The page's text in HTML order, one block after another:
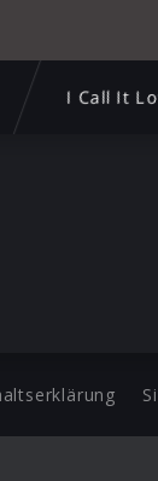
I Call It